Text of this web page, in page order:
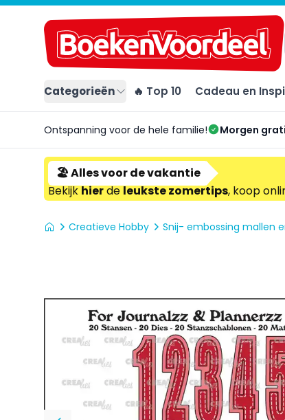
Categorieën 🔥 Top 10 Cadeau en
Ontspanning voor de hele familie! Morgen
🏖️ Alles voor de vakantie
Bekijkhierdeleukste zomertips, koop
Creatieve Hobby Snij- embossing mallen